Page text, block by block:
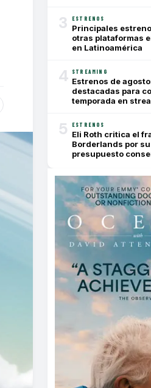
3 ESTRENOS
Principales
otras plataformas
en Latinoamérica
4 STREAMING
Estrenos de
destacadas para
temporada en
5 ESTRENOS
Eli Roth critica el
Borderlands por
presupuesto